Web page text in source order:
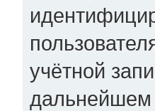
учётной